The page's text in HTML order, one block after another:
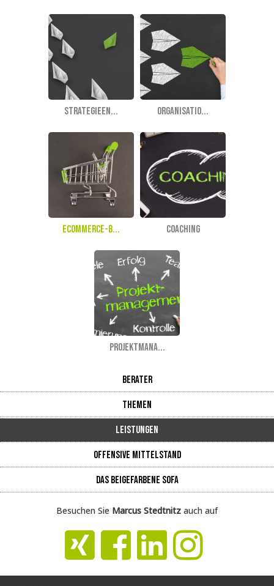
Berater
Themen
Leistungen
Offensive Mittelstand
Das beigefarbene Sofa
Strategieen... Organisatio...
eCommerce-B... Coaching
Projektmana...
Besuchen Sie Marcus Stedtnitz auch auf